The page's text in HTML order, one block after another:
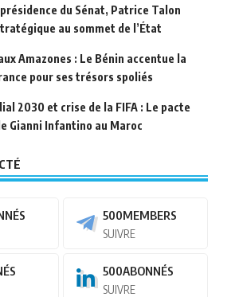
du Sénat, Patrice Talon
au sommet de l’État
Amazones : Le Bénin accentue la
pour ses trésors spoliés
2030 et crise de la FIFA : Le pacte
Gianni Infantino au Maroc
500MEMBERS
SUIVRE
500ABONNÉS
SUIVRE